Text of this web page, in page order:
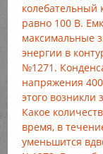
колебательный
равно 100 В.
максимальные
энергии в
№1271.
напряжения
этого возникли
Какое
время, в
уменьшится